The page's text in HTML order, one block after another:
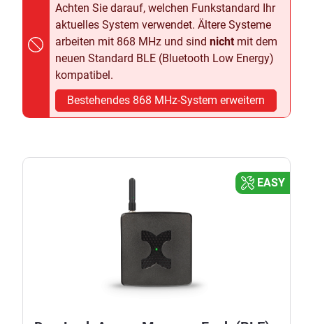
Achten Sie darauf, welchen Funkstandard Ihr
aktuelles System verwendet. Ältere Systeme
arbeiten mit 868 MHz und sind nicht mit dem
neuen Standard BLE (Bluetooth Low Energy)
kompatibel.
Bestehendes 868 MHz-System erweitern
EASY